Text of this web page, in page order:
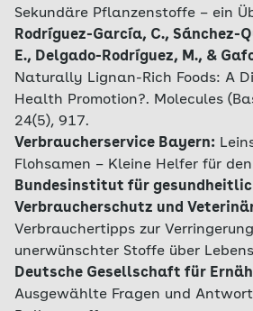
Sekundäre Pflanzenstoffe – ein
Rodríguez-García, C., Sánchez-
E., Delgado-Rodríguez, M., &
Naturally Lignan-Rich Foods: A
Health Promotion?. Molecules
24(5), 917.
Verbraucherservice Bayern:
Flohsamen – Kleine Helfer für
Bundesinstitut für
Verbraucherschutz und
Verbrauchertipps zur
unerwünschter Stoffe über
Deutsche Gesellschaft für
Ausgewählte Fragen und